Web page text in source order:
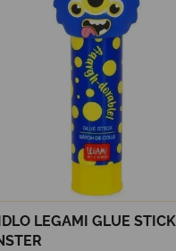
LEGAMI GLUE